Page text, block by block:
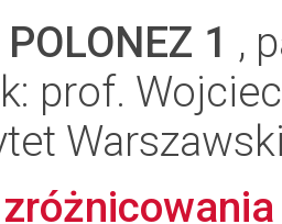
POLONEZ 1 ,
prof.